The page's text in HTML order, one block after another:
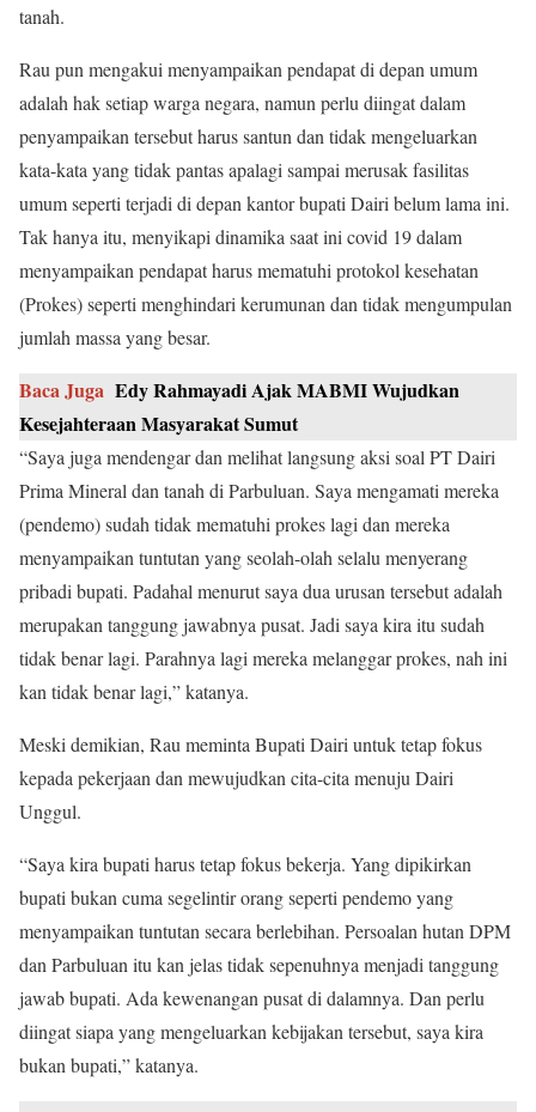
tanah.
Rau pun mengakui menyampaikan pendapat di depan umum
adalah hak setiap warga negara, namun perlu diingat dalam
penyampaikan tersebut harus santun dan tidak mengeluarkan
kata-kata yang tidak pantas apalagi sampai merusak fasilitas
umum seperti terjadi di depan kantor bupati Dairi belum lama ini.
Tak hanya itu, menyikapi dinamika saat ini covid 19 dalam
menyampaikan pendapat harus mematuhi protokol kesehatan
(Prokes) seperti menghindari kerumunan dan tidak mengumpulan
jumlah massa yang besar.
Baca Juga Edy Rahmayadi Ajak MABMI Wujudkan
Kesejahteraan Masyarakat Sumut
“Saya juga mendengar dan melihat langsung aksi soal PT Dairi
Prima Mineral dan tanah di Parbuluan. Saya mengamati mereka
(pendemo) sudah tidak mematuhi prokes lagi dan mereka
menyampaikan tuntutan yang seolah-olah selalu menyerang
pribadi bupati. Padahal menurut saya dua urusan tersebut adalah
merupakan tanggung jawabnya pusat. Jadi saya kira itu sudah
tidak benar lagi. Parahnya lagi mereka melanggar prokes, nah ini
kan tidak benar lagi,” katanya.
Meski demikian, Rau meminta Bupati Dairi untuk tetap fokus
kepada pekerjaan dan mewujudkan cita-cita menuju Dairi
Unggul.
“Saya kira bupati harus tetap fokus bekerja. Yang dipikirkan
bupati bukan cuma segelintir orang seperti pendemo yang
menyampaikan tuntutan secara berlebihan. Persoalan hutan DPM
dan Parbuluan itu kan jelas tidak sepenuhnya menjadi tanggung
jawab bupati. Ada kewenangan pusat di dalamnya. Dan perlu
diingat siapa yang mengeluarkan kebijakan tersebut, saya kira
bukan bupati,” katanya.